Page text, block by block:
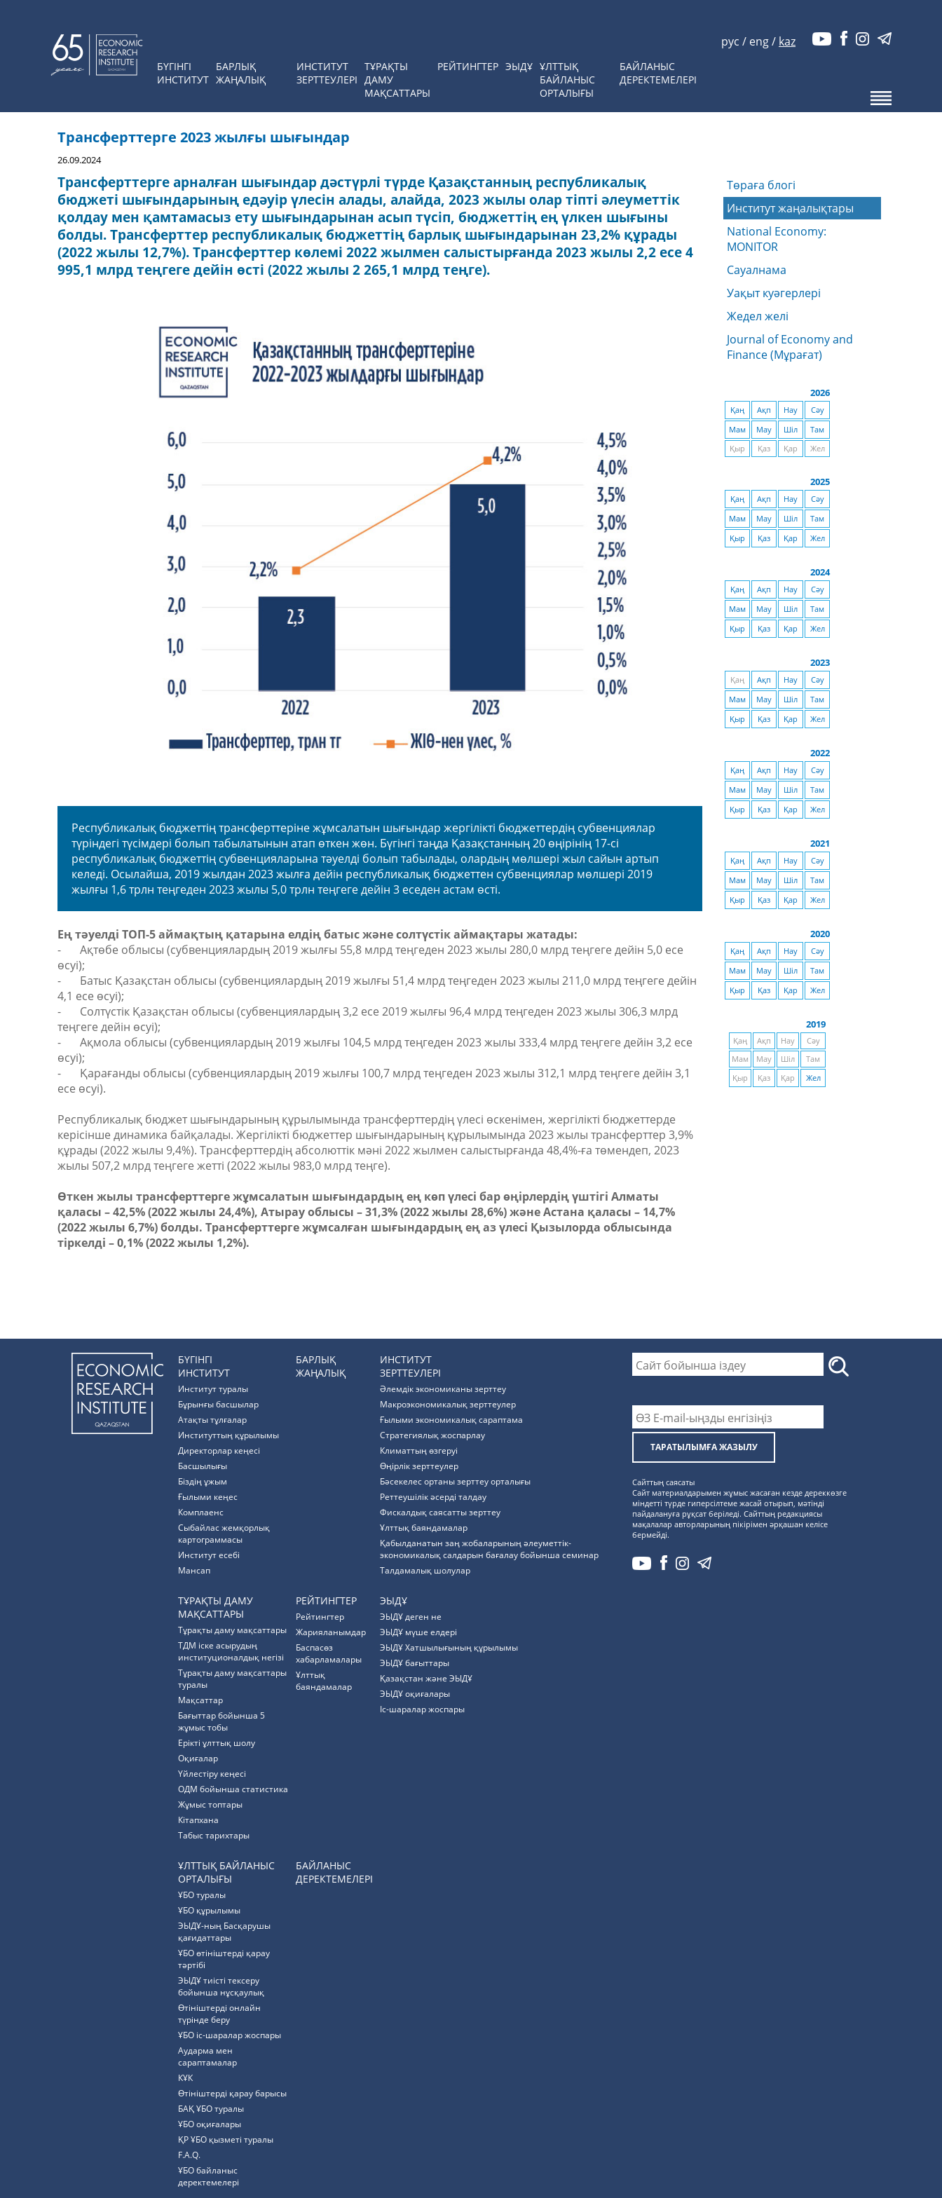
БҮГІНГІ
ИНСТИТУТ
БАРЛЫҚ
ЖАҢАЛЫҚ
ИНСТИТУТ
ЗЕРТТЕУЛЕРІ
ТҰРАҚТЫ
ДАМУ
МАҚСАТТАРЫ
РЕЙТИНГТЕР ЭЫДҰ ҰЛТТЫҚ
БАЙЛАНЫС
ОРТАЛЫҒЫ
БАЙЛАНЫС
ДЕРЕКТЕМЕЛЕРІ
рус / eng/ kaz
Трансферттерге 2023 жылғы шығындар
26.09.2024
Трансферттерге арналған шығындар дәстүрлі түрде Қазақстанның республикалық
бюджеті шығындарының едәуір үлесін алады, алайда, 2023 жылы олар тіпті әлеуметтік
қолдау мен қамтамасыз ету шығындарынан асып түсіп, бюджеттің ең үлкен шығыны
болды. Трансферттер республикалық бюджеттің барлық шығындарынан 23,2% құрады
(2022 жылы 12,7%). Трансферттер көлемі 2022 жылмен салыстырғанда 2023 жылы 2,2 есе 4
995,1 млрд теңгеге дейін өсті (2022 жылы 2 265,1 млрд теңге).
Республикалық бюджеттің трансферттеріне жұмсалатын шығындар жергілікті бюджеттердің субвенциялар
түріндегі түсімдері болып табылатынын атап өткен жөн. Бүгінгі таңда Қазақстанның 20 өңірінің 17-сі
республикалық бюджеттің субвенцияларына тәуелді болып табылады, олардың мөлшері жыл сайын артып
келеді. Осылайша, 2019 жылдан 2023 жылға дейін республикалық бюджеттен субвенциялар мөлшері 2019
жылғы 1,6 трлн теңгеден 2023 жылы 5,0 трлн теңгеге дейін 3 еседен астам өсті.
Ең тәуелді ТОП-5 аймақтың қатарына елдің батыс және солтүстік аймақтары жатады:
-
Ақтөбе облысы (субвенциялардың 2019 жылғы 55,8 млрд теңгеден 2023 жылы 280,0 млрд теңгеге дейін 5,0 есе
өсуі);
-
Батыс Қазақстан облысы (субвенциялардың 2019 жылғы 51,4 млрд теңгеден 2023 жылы 211,0 млрд теңгеге дейін
4,1 есе өсуі);
-
Солтүстік Қазақстан облысы (субвенциялардың 3,2 есе 2019 жылғы 96,4 млрд теңгеден 2023 жылы 306,3 млрд
теңгеге дейін өсуі);
-
Ақмола облысы (субвенциялардың 2019 жылғы 104,5 млрд теңгеден 2023 жылы 333,4 млрд теңгеге дейін 3,2 есе
өсуі);
-
Қарағанды облысы (субвенциялардың 2019 жылғы 100,7 млрд теңгеден 2023 жылы 312,1 млрд теңгеге дейін 3,1
есе өсуі).
Республикалық бюджет шығындарының құрылымында трансферттердің үлесі өскенімен, жергілікті бюджеттерде
керісінше динамика байқалады. Жергілікті бюджеттер шығындарының құрылымында 2023 жылы трансферттер 3,9%
құрады (2022 жылы 9,4%). Трансферттердің абсолюттік мәні 2022 жылмен салыстырғанда 48,4%-ға төмендеп, 2023
жылы 507,2 млрд теңгеге жетті (2022 жылы 983,0 млрд теңге).
Өткен жылы трансферттерге жұмсалатын шығындардың ең көп үлесі бар өңірлердің үштігі Алматы
қаласы – 42,5% (2022 жылы 24,4%), Атырау облысы – 31,3% (2022 жылы 28,6%) және Астана қаласы – 14,7%
(2022 жылы 6,7%) болды. Трансферттерге жұмсалған шығындардың ең аз үлесі Қызылорда облысында
тіркелді – 0,1% (2022 жылы 1,2%).
Төраға блогі
Институт жаңалықтары
National Economy:
MONITOR
Сауалнама
Уақыт куәгерлері
Жедел желі
Journal of Economy and
Finance (Мұрағат)
2026
Қаң Ақп Нау
Сәу
Мам
Мау Шіл
Там
Қыр
Қаз Қар Жел
2025
Қаң Ақп Нау
Сәу
Мам
Мау Шіл
Там
Қыр
Қаз Қар Жел
2024
Қаң Ақп Нау
Сәу
Мам
Мау Шіл
Там
Қыр
Қаз Қар Жел
2023
Қаң Ақп Нау
Сәу
Мам
Мау Шіл
Там
Қыр
Қаз Қар Жел
2022
Қаң Ақп Нау
Сәу
Мам
Мау Шіл
Там
Қыр
Қаз Қар Жел
2021
Қаң Ақп Нау
Сәу
Мам
Мау Шіл
Там
Қыр
Қаз Қар Жел
2020
Қаң Ақп Нау
Сәу
Мам
Мау Шіл
Там
Қыр
Қаз Қар Жел
2019
Қаң Ақп Нау
Сәу
Мам
Мау Шіл
Там
Қыр
Қаз Қар Жел
БҮГІНГІ
ИНСТИТУТ
Институт туралы
Бұрынғы басшылар
Атақты тұлғалар
Институттың құрылымы
Директорлар кеңесі
Басшылығы
Біздің ұжым
Ғылыми кеңес
Комплаенс
Cыбайлас жемқорлық
картограммасы
Институт есебі
Мансап
БАРЛЫҚ
ЖАҢАЛЫҚ
ИНСТИТУТ
ЗЕРТТЕУЛЕРІ
Әлемдік экономиканы зерттеу
Макроэкономикалық зерттеулер
Ғылыми экономикалық сараптама
Стратегиялық жоспарлау
Климаттың өзгеруі
Өңірлік зерттеулер
Бәсекелес ортаны зерттеу орталығы
Реттеушілік әсерді талдау
Фискалдық саясатты зерттеу
Ұлттық баяндамалар
Қабылданатын заң жобаларының әлеуметтік-
экономикалық салдарын бағалау бойынша семинар
Талдамалық шолулар
ТҰРАҚТЫ ДАМУ
МАҚСАТТАРЫ
Тұрақты даму мақсаттары
ТДМ іске асырудың
институционалдық негізі
Тұрақты даму мақсаттары
туралы
Мақсаттар
Бағыттар бойынша 5
жұмыс тобы
Ерікті ұлттық шолу
Оқиғалар
Үйлестіру кеңесі
ОДМ бойынша статистика
Жұмыс топтары
Кітапхана
Табыс тарихтары
РЕЙТИНГТЕР
Рейтингтер
Жарияланымдар
Баспасөз
хабарламалары
Ұлттық
баяндамалар
ЭЫДҰ
ЭЫДҰ деген не
ЭЫДҰ мүше елдері
ЭЫДҰ Хатшылығының құрылымы
ЭЫДҰ бағыттары
Қазақстан және ЭЫДҰ
ЭЫДҰ оқиғалары
Іс-шаралар жоспары
ҰЛТТЫҚ БАЙЛАНЫС
ОРТАЛЫҒЫ
ҰБО туралы
ҰБО құрылымы
ЭЫДҰ-ның Басқарушы
қағидаттары
ҰБО өтініштерді қарау
тәртібі
ЭЫДҰ тиісті тексеру
бойынша нұсқаулық
Өтініштерді онлайн
түрінде беру
ҰБО іс-шаралар жоспары
Аударма мен
сараптамалар
КҰК
Өтініштерді қарау барысы
БАҚ ҰБО туралы
ҰБО оқиғалары
ҚР ҰБО қызметі туралы
F.A.Q.
ҰБО байланыс
деректемелерi
БАЙЛАНЫС
ДЕРЕКТЕМЕЛЕРІ
ТАРАТЫЛЫМҒА ЖАЗЫЛУ
Сайттың саясаты
Сайт материалдарымен жұмыс жасаған кезде дереккөзге
міндетті түрде гиперсілтеме жасай отырып, мәтінді
пайдалануға рұқсат беріледі. Сайттың редакциясы
мақалалар авторларының пікірімен әрқашан келісе
бермейді.